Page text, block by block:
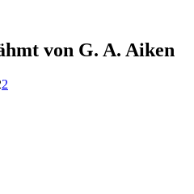
von G. A. Aiken
2